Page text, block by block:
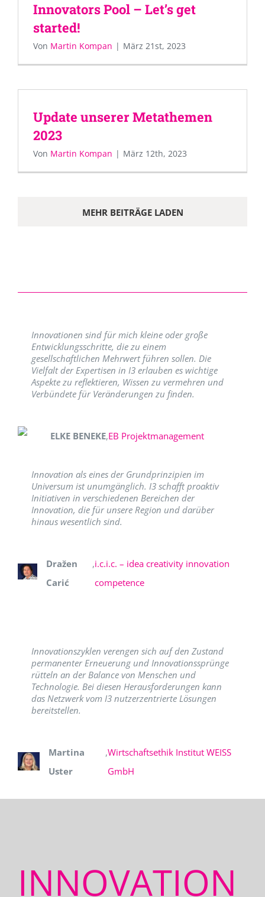
Innovators Pool – Let’s get
started!
Von Martin Kompan | März 21st, 2023
Update unserer Metathemen
2023
Von Martin Kompan | März 12th, 2023
MEHR BEITRÄGE LADEN
Innovationen sind für mich kleine oder große
Entwicklungsschritte, die zu einem
gesellschaftlichen Mehrwert führen sollen. Die
Vielfalt der Expertisen in I3 erlauben es wichtige
Aspekte zu reflektieren, Wissen zu vermehren und
Verbündete für Veränderungen zu finden.
ELKE BENEKE,EB Projektmanagement
Innovation als eines der Grundprinzipien im
Universum ist unumgänglich. I3 schafft proaktiv
Initiativen in verschiedenen Bereichen der
Innovation, die für unsere Region und darüber
hinaus wesentlich sind.
Dražen
Carić
,i.c.i.c. – idea creativity innovation
competence
Innovationszyklen verengen sich auf den Zustand
permanenter Erneuerung und Innovationssprünge
rütteln an der Balance von Menschen und
Technologie. Bei diesen Herausforderungen kann
das Netzwerk vom I3 nutzerzentrierte Lösungen
bereitstellen.
Martina
Uster
,Wirtschaftsethik Institut WEISS
GmbH
INNOVATION